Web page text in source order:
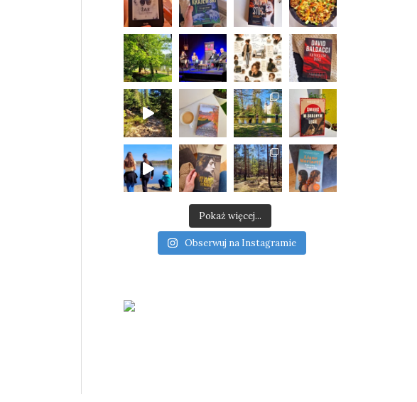
Pokaż więcej...
Obserwuj na Instagramie